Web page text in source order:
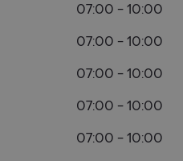
07:00 - 10:00
07:00 - 10:00
07:00 - 10:00
07:00 - 10:00
07:00 - 10:00